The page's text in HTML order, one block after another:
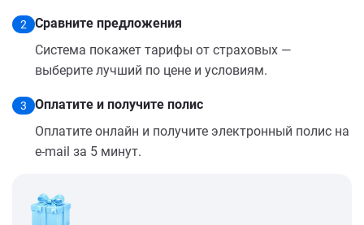
2
Сравните предложения
Система покажет тарифы от страховых —
выберите лучший по цене и условиям.
3
Оплатите и получите полис
Оплатите онлайн и получите электронный полис на
e-mail за 5 минут.